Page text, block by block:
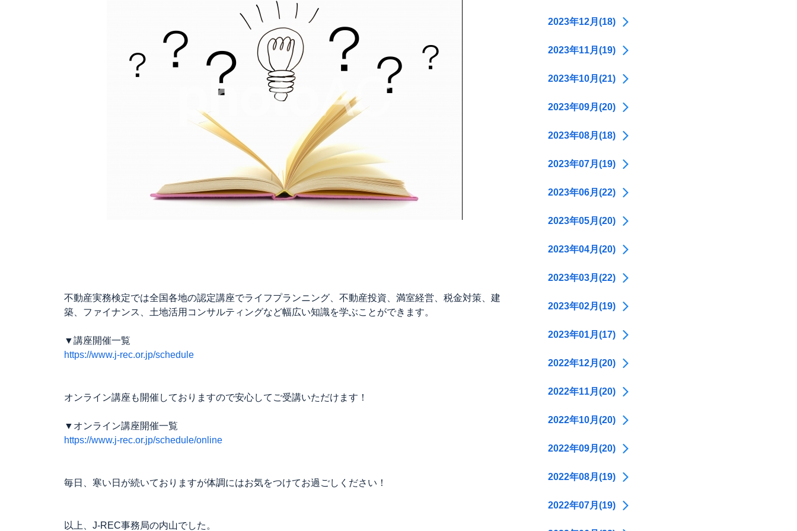
不動産実務検定では全国各地の認定講座でライフプランニング、不動産投資、満室経営、税金対策、建
築、ファイナンス、土地活用コンサルティングなど幅広い知識を学ぶことができます。
▼講座開催一覧
https://www.j-rec.or.jp/schedule
オンライン講座も開催しておりますので安心してご受講いただけます！
▼オンライン講座開催一覧
https://www.j-rec.or.jp/schedule/online
毎日、寒い日が続いておりますが体調にはお気をつけてお過ごしください！
以上、J-REC事務局の内山でした。
2023年12月(18)
2023年11月(19)
2023年10月(21)
2023年09月(20)
2023年08月(18)
2023年07月(19)
2023年06月(22)
2023年05月(20)
2023年04月(20)
2023年03月(22)
2023年02月(19)
2023年01月(17)
2022年12月(20)
2022年11月(20)
2022年10月(20)
2022年09月(20)
2022年08月(19)
2022年07月(19)